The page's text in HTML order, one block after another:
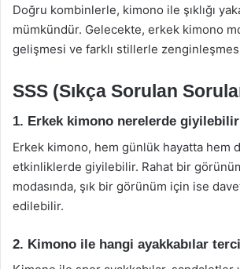
Doğru kombinlerle, kimono ile şıklığı
mümkündür. Gelecekte, erkek kimono
gelişmesi ve farklı stillerle
SSS (Sıkça Sorulan
1. Erkek kimono nerelerde
Erkek kimono, hem günlük hayatta hem
etkinliklerde giyilebilir. Rahat bir
modasında, şık bir görünüm için ise
edilebilir.
2. Kimono ile hangi ayakkabılar